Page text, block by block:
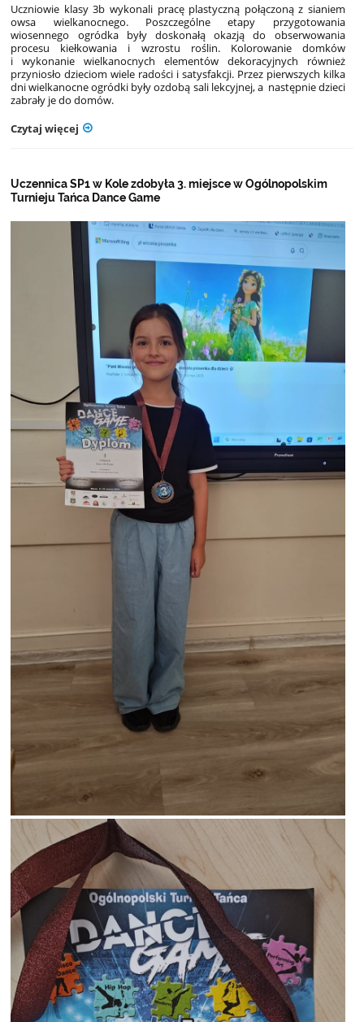
Uczniowie klasy 3b wykonali pracę plastyczną połączoną z sianiem
owsa wielkanocnego. Poszczególne etapy przygotowania
wiosennego ogródka były doskonałą okazją do obserwowania
procesu kiełkowania i wzrostu roślin. Kolorowanie domków
i wykonanie wielkanocnych elementów dekoracyjnych również
przyniosło dzieciom wiele radości i satysfakcji. Przez pierwszych kilka
dni wielkanocne ogródki były ozdobą sali lekcyjnej, a następnie dzieci
zabrały je do domów.
Czytaj więcej
Uczennica SP1 w Kole zdobyła 3. miejsce w Ogólnopolskim
Turnieju Tańca Dance Game